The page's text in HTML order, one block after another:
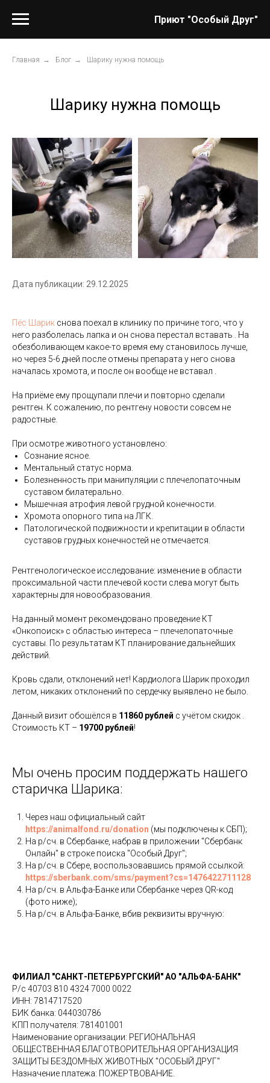
Приют "Особый Друг"
Главная → Блог → Шарику нужна помощь
Шарику нужна помощь
Дата публикации: 29.12.2025
Пёс Шарик снова поехал в клинику по причине того, что у
него разболелась лапка и он снова перестал вставать . На
обезболивающем какое-то время ему становилось лучше,
но через 5-6 дней после отмены препарата у него снова
началась хромота, и после он вообще не вставал .
На приёме ему прощупали плечи и повторно сделали
рентген. К сожалению, по рентгену новости совсем не
радостные.
При осмотре животного установлено:
Сознание ясное.
Ментальный статус норма.
Болезненность при манипуляции с плечелопаточным
суставом билатерально.
Мышечная атрофия левой грудной конечности.
Хромота опорного типа на ЛГК.
Патологической подвижности и крепитации в области
суставов грудных конечностей не отмечается.
Рентгенологическое исследование: изменение в области
проксимальной части плечевой кости слева могут быть
характерны для новообразования.
На данный момент рекомендовано проведение КТ
«Онкопоиск» с областью интереса – плечелопаточные
суставы. По результатам КТ планирование дальнейших
действий.
Кровь сдали, отклонений нет! Кардиолога Шарик проходил
летом, никаких отклонений по сердечку выявлено не было.
Данный визит обошёлся в 11860 рублей с учётом скидок .
Стоимость КТ – 19700 рублей!
Мы очень просим поддержать нашего
старичка Шарика:
Через наш официальный сайт
https://animalfond.ru/donation (мы подключены к СБП);
На р/сч. в Сбербанке, набрав в приложении "Сбербанк
Онлайн" в строке поиска "Особый Друг";
На р/сч. в Сбере, воспользовавшись прямой ссылкой:
https://sberbank.com/sms/payment?cs=1476422711128
На р/сч. в Альфа-Банке или Сбербанке через QR-код
(фото ниже);
На р/сч. в Альфа-Банке, вбив реквизиты вручную:
ФИЛИАЛ "САНКТ-ПЕТЕРБУРГСКИЙ" АО "АЛЬФА-БАНК"
Р/с 40703 810 4324 7000 0022
ИНН: 7814717520
БИК банка: 044030786
КПП получателя: 781401001
Наименование организации: РЕГИОНАЛЬНАЯ
ОБЩЕСТВЕННАЯ БЛАГОТВОРИТЕЛЬНАЯ ОРГАНИЗАЦИЯ
ЗАЩИТЫ БЕЗДОМНЫХ ЖИВОТНЫХ "ОСОБЫЙ ДРУГ"
Назначение платежа: ПОЖЕРТВОВАНИЕ.